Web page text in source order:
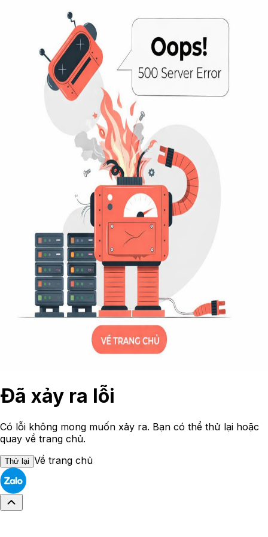
Đã xảy ra lỗi
Có lỗi không mong muốn xảy ra. Bạn có thể thử lại hoặc
quay về trang chủ.
Thử lại Về trang chủ